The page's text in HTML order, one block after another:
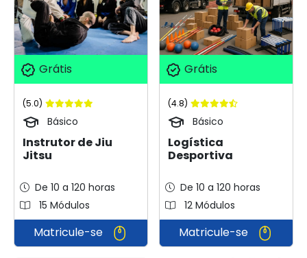
Grátis
(5.0)
Básico
Instrutor de Jiu
Jitsu
De 10 a 120 horas
15 Módulos
Matricule-se
Grátis
(4.8)
Básico
Logística
Desportiva
De 10 a 120 horas
12 Módulos
Matricule-se